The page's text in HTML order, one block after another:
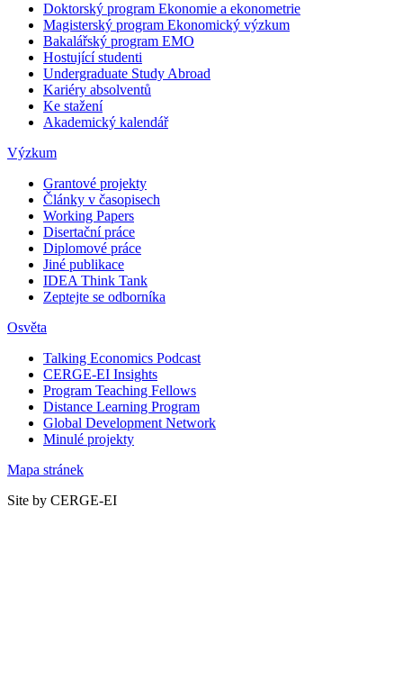
Doktorský program Ekonomie a ekonometrie
Magisterský program Ekonomický výzkum
Bakalářský program EMO
Hostující studenti
Undergraduate Study Abroad
Kariéry absolventů
Ke stažení
Akademický kalendář
Výzkum
Grantové projekty
Články v časopisech
Working Papers
Disertační práce
Diplomové práce
Jiné publikace
IDEA Think Tank
Zeptejte se odborníka
Osvěta
Talking Economics Podcast
CERGE-EI Insights
Program Teaching Fellows
Distance Learning Program
Global Development Network
Minulé projekty
Mapa stránek
Site by CERGE-EI